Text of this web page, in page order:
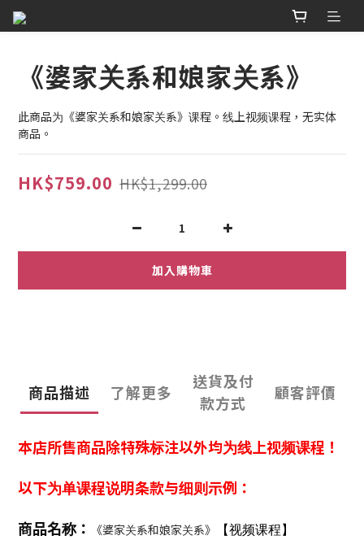
《婆家关系和娘家关系》
此商品为《婆家关系和娘家关系》课程。线上视频课程，无实体
商品。
HK$759.00 HK$1,299.00
加入購物車
商品描述 了解更多
送貨及付
款方式
顧客評價
本店所售商品除特殊标注以外均为线上视频课程！
以下为单课程说明条款与细则示例：
商品名称：
《婆家关系和娘家关系》 【视频课程】